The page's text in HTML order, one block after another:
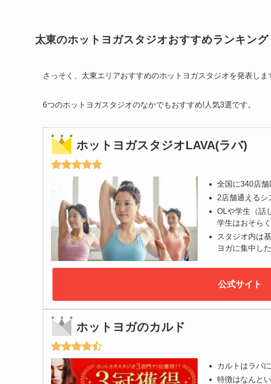
太東のホットヨガスタジオおすすめランキング
さっそく、太東エリアおすすめのホットヨガスタジオを発表しま
6つのホットヨガスタジオのなかでもおすすめ!人気3選です。
ホットヨガスタジオLAVA(ラバ)
全国に340店
2店舗通えるシ
OLや学生（話
学生はおそら
スタジオ内は
ヨガに集中し
公式サイト
ホットヨガのカルド
カルトはラバ
特徴はなんと